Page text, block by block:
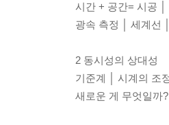
시간 + 공간= 시공
광속 측정 │ 세계선
2 동시성의 상대성
기준계 │ 시계의 조
새로운 게 무엇일까?